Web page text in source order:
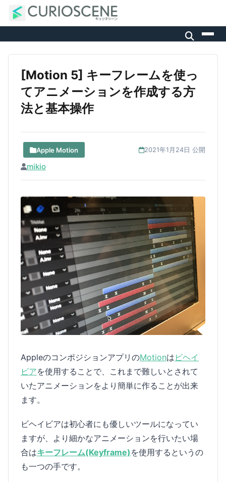
[Motion 5] キーフレームを使っ
てアニメーションを作成する方
法と基本操作
Apple Motion 2021年1月24日 公開
mikio
AppleのコンポジションアプリのMotionは ビヘイ
ビアを使用することで、これまで難しいとされて
いたアニメーションをより簡単に作ることが出来
ます。
ビヘイビアは初心者にも優しいツールになってい
ますが、より細かなアニメーションを行いたい場
合はキーフレーム(Keyframe) を使用するというの
も一つの手です。